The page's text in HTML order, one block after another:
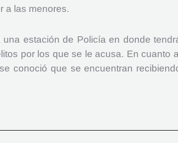
a las menores.
estación de Policía en donde
por los que se le acusa. En cuanto
conoció que se encuentran